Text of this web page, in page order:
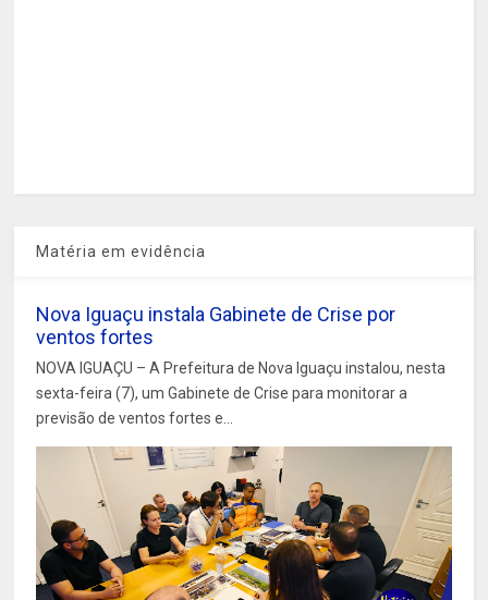
Matéria em evidência
Nova Iguaçu instala Gabinete de Crise por
ventos fortes
NOVA IGUAÇU – A Prefeitura de Nova Iguaçu instalou, nesta
sexta-feira (7), um Gabinete de Crise para monitorar a
previsão de ventos fortes e...